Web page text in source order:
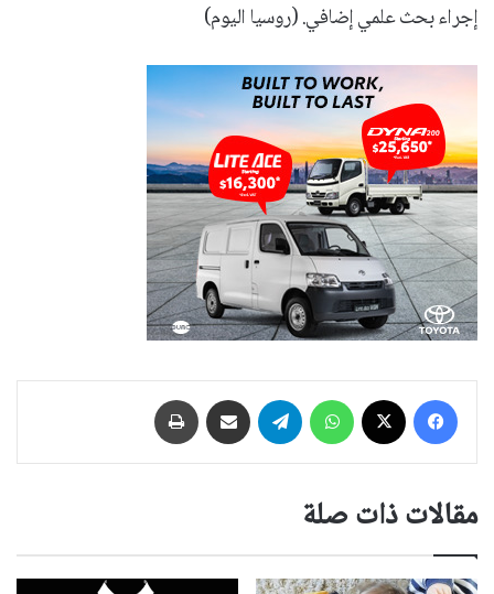
إجراء بحث علمي إضافي. (روسيا اليوم)
فيسبوك واتساب تيلقرام مشاركة عبر البريد
مقالات ذات صلة